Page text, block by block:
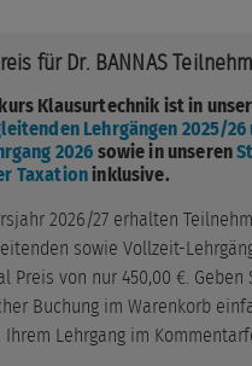
für Dr. BANNAS
Klausurtechnik ist in
Lehrgängen 2025/26
2026 sowie in unseren
Taxation inklusive.
2026/27 erhalten
sowie Vollzeit-
Preis von nur 450,00 €. Geben
Buchung im Warenkorb
Ihrem Lehrgang im